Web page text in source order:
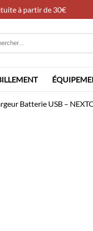
à partir de 30€
Batterie USB –